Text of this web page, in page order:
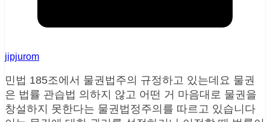
jipjurom
민법 185조에서 물권법주의 규정하고 있는데요 물권
은 법률 관습법 의하지 않고 어떤 거 마음대로 물권을
창설하지 못한다는 물권법정주의를 따르고 있습니다